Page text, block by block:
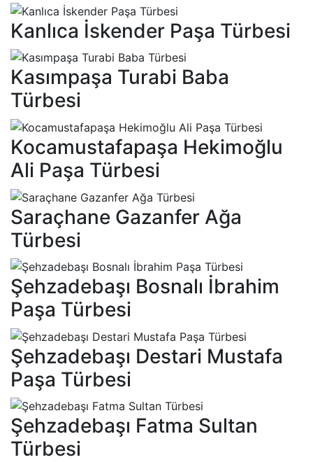
Kanlıca İskender Paşa Türbesi
Kasımpaşa Turabi Baba
Türbesi
Kocamustafapaşa Hekimoğlu
Ali Paşa Türbesi
Saraçhane Gazanfer Ağa
Türbesi
Şehzadebaşı Bosnalı İbrahim
Paşa Türbesi
Şehzadebaşı Destari Mustafa
Paşa Türbesi
Şehzadebaşı Fatma Sultan
Türbesi